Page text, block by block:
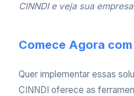
CINNDI e veja sua
Comece Agora com
Quer implementar essas
CINNDI oferece as